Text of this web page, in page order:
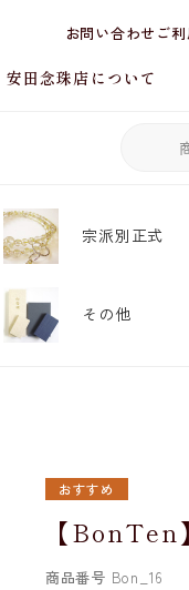
お問い合わせ ご
安田念珠店について
宗派別正式
その他
おすすめ
【BonTen
商品番号 Bon_16